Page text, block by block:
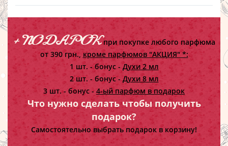
+ ПОДАРОКпри покупке любого парфюма
от 390 грн., кроме парфюмов "АКЦИЯ" *:
1 шт. - бонус - Духи 2 мл
2 шт. - бонус -Духи 8 мл
3 шт. - бонус - 4-ый парфюм в подарок
Что нужно сделать чтобы получить
подарок?
Самостоятельно выбрать подарок в корзину!